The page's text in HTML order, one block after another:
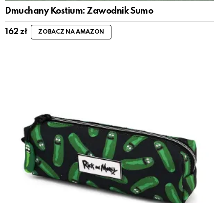
Dmuchany Kostium: Zawodnik Sumo
162zł ZOBACZ NA AMAZON